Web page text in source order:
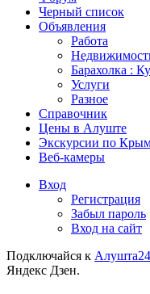
Черный список
Объявления
Работа
Барахолка :
Услуги
Разное
Справочник
Цены в Алуште
Экскурсии по
Веб-камеры
Вход
Регистрация
Забыл пароль
Вход на сайт
Подключайся к
Яндекс Дзен.